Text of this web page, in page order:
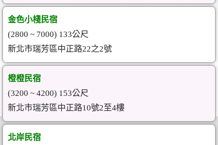
金色小棧民宿
(2800 ~ 7000) 133公尺
新北市瑞芳區中正路22之2號
橙橙民宿
(3200 ~ 4200) 153公尺
新北市瑞芳區中正路10號2至4樓
北岸民宿